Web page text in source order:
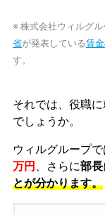
※ 株式会社ウィルグ
省が発表している賃
す。
それでは、役職
でしょうか。
ウィルグループで
万円
、さらに部長
とが分かります。